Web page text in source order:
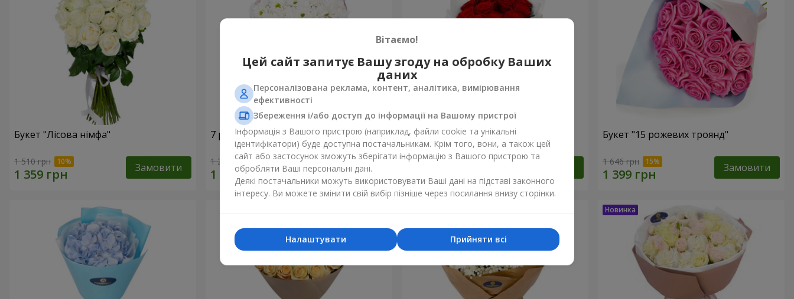
Букет "Лісова німфа"
1 510 грн Замовити
7 ромашкових хризантем
1 293 грн Замовити
Монобукет з 11 червоних троянд
1 449 грн
Букет "15 рожевих троянд"
1 646 грн Замовити
Вітаємо!
Цей сайт запитує Вашу згоду на обробку Ваших
даних
Персоналізована реклама, контент, аналітика, вимірювання
ефективності
Збереження і/або доступ до інформації на Вашому пристрої
Інформація з Вашого пристрою (наприклад, файли cookie та унікальні
ідентифікатори) буде доступна постачальникам. Крім того, вони, а також цей
сайт або застосунок зможуть зберігати інформацію з Вашого пристрою та
обробляти Ваші персональні дані.
Деякі постачальники можуть використовувати Ваші дані на підставі законного
інтересу. Ви можете змінити свій вибір пізніше через посилання внизу сторінки.
Прийняти всі
Налаштувати